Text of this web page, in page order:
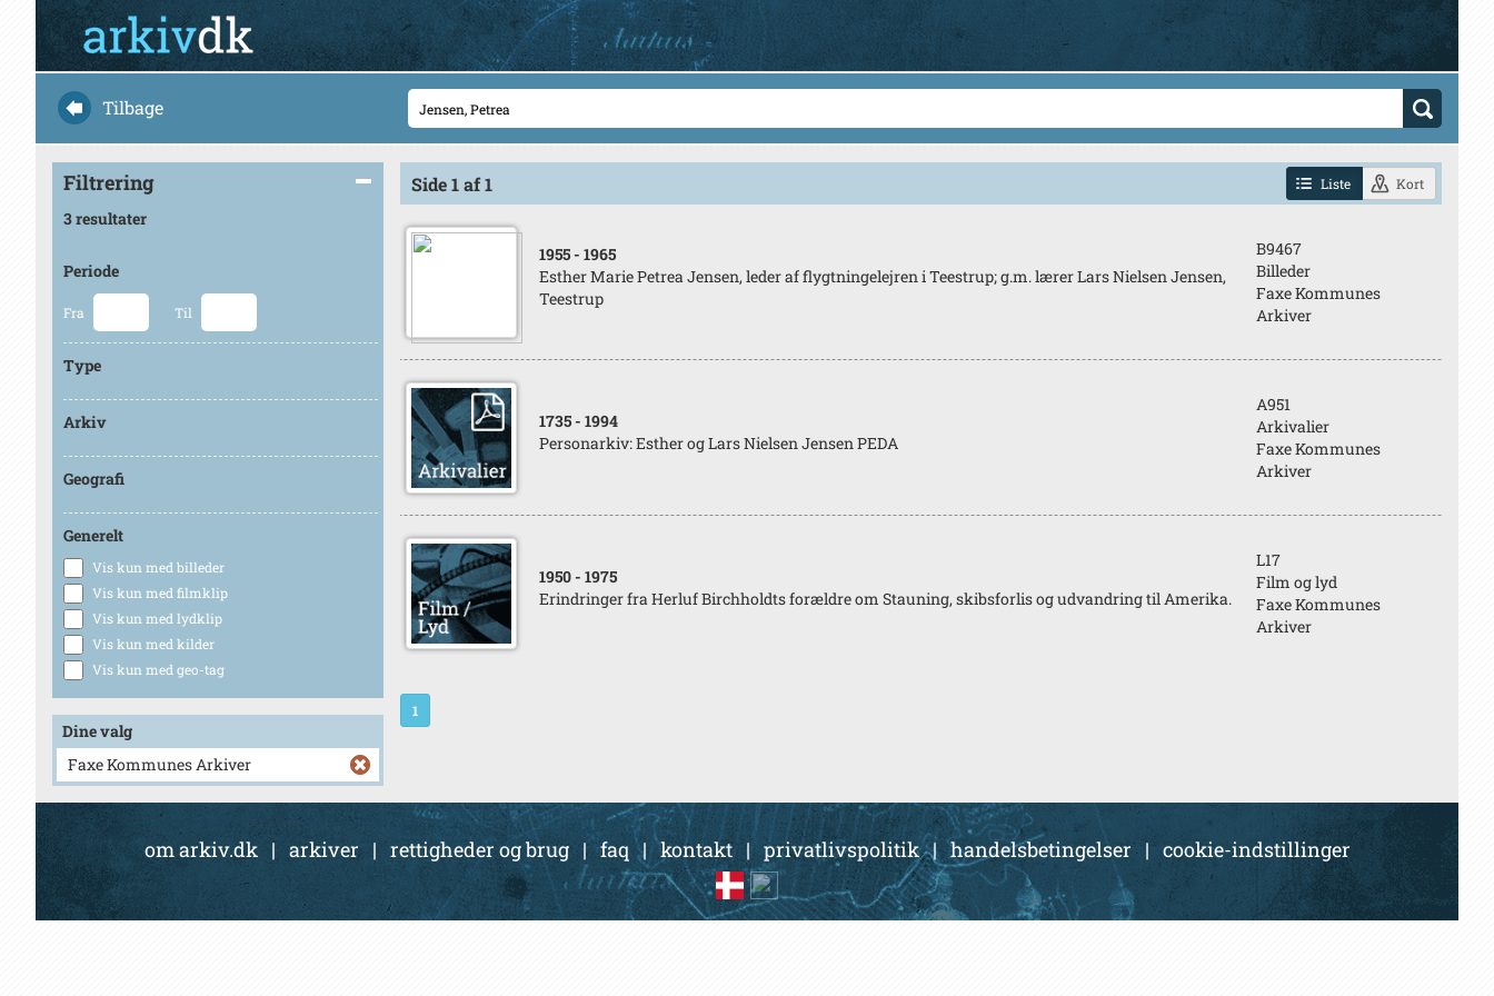
Tilbage
Filtrering
3 resultater
Periode
Fra Til
Type
Arkiv
Geografi
Generelt
Vis kun med billeder
Vis kun med filmklip
Vis kun med lydklip
Vis kun med kilder
Vis kun med geo-tag
Dine valg
Faxe Kommunes Arkiver
Side 1 af 1 Liste Kort
1955 - 1965
Esther Marie Petrea Jensen, leder af flygtningelejren i Teestrup; g.m. lærer Lars Nielsen Jensen,
Teestrup
B9467
Billeder
Faxe Kommunes
Arkiver
1735 - 1994
Personarkiv: Esther og Lars Nielsen Jensen PEDA
A951
Arkivalier
Faxe Kommunes
Arkiver
1950 - 1975
Erindringer fra Herluf Birchholdts forældre om Stauning, skibsforlis og udvandring til Amerika.
L17
Film og lyd
Faxe Kommunes
Arkiver
1
om arkiv.dk | arkiver| rettigheder og brug|faq |kontakt| privatlivspolitik|handelsbetingelser | cookie-indstillinger